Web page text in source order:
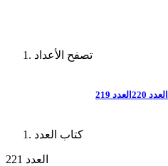
تصفح الأعداد
العدد 220 العدد 219
كتاب العدد
العدد 221